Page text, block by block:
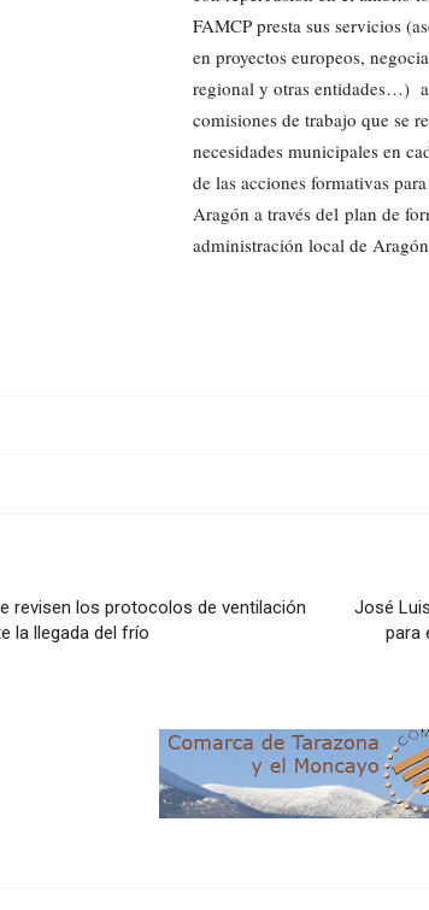
FAMCP presta sus servicios
en proyectos europeos,
regional y otras entidades…) a
comisiones de trabajo que se
necesidades municipales en
de las acciones formativas
Aragón a través del plan de
administración local de
revisen los protocolos de ventilación
la llegada del frío
José
para